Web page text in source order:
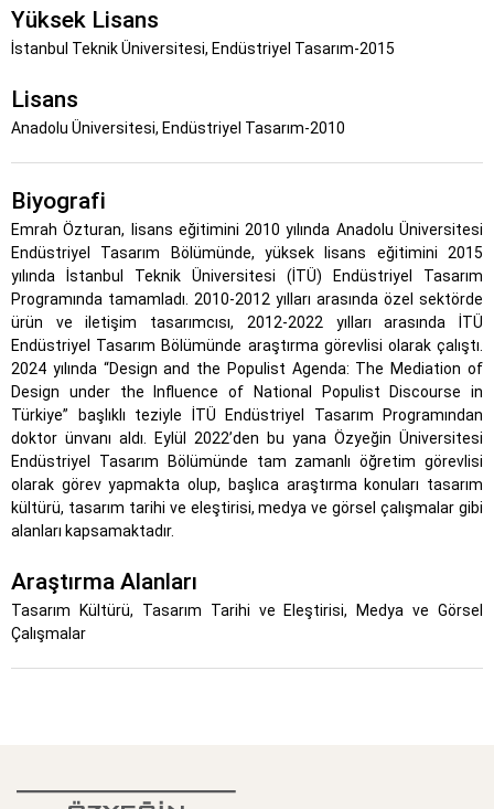
Yüksek Lisans
İstanbul Teknik Üniversitesi, Endüstriyel Tasarım-2015
Lisans
Anadolu Üniversitesi, Endüstriyel Tasarım-2010
Biyografi
Emrah Özturan, lisans eğitimini 2010 yılında Anadolu Üniversitesi
Endüstriyel Tasarım Bölümünde, yüksek lisans eğitimini 2015
yılında İstanbul Teknik Üniversitesi (İTÜ) Endüstriyel Tasarım
Programında tamamladı. 2010-2012 yılları arasında özel sektörde
ürün ve iletişim tasarımcısı, 2012-2022 yılları arasında İTÜ
Endüstriyel Tasarım Bölümünde araştırma görevlisi olarak çalıştı.
2024 yılında “Design and the Populist Agenda: The Mediation of
Design under the Influence of National Populist Discourse in
Türkiye” başlıklı teziyle İTÜ Endüstriyel Tasarım Programından
doktor ünvanı aldı. Eylül 2022’den bu yana Özyeğin Üniversitesi
Endüstriyel Tasarım Bölümünde tam zamanlı öğretim görevlisi
olarak görev yapmakta olup, başlıca araştırma konuları tasarım
kültürü, tasarım tarihi ve eleştirisi, medya ve görsel çalışmalar gibi
alanları kapsamaktadır.
Araştırma Alanları
Tasarım Kültürü, Tasarım Tarihi ve Eleştirisi, Medya ve Görsel
Çalışmalar